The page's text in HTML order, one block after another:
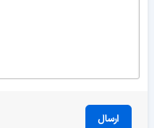
ارسال